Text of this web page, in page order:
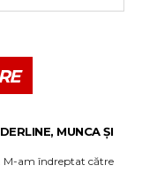
MUNCA ȘI
M-am îndreptat către